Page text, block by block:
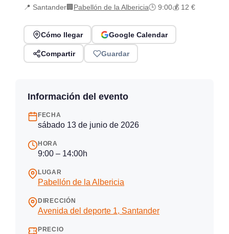
📍 Santander🏢 Pabellón de la Albericia🕒 9:00💰 12 €
Cómo llegar Google Calendar
Compartir Guardar
Información del evento
FECHA
sábado 13 de junio de 2026
HORA
9:00 – 14:00h
LUGAR
Pabellón de la Albericia
DIRECCIÓN
Avenida del deporte 1, Santander
PRECIO